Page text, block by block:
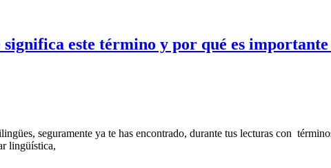
significa este término y por qué es
seguramente ya te has encontrado, durante tus lecturas con
lingüística,